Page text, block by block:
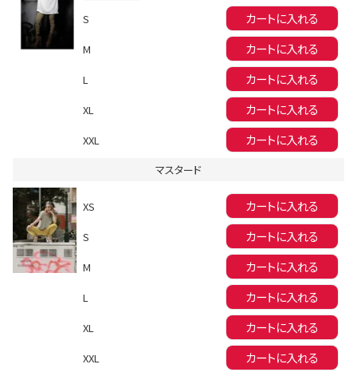
Instagram LIVE items
S カートに入れる
M カートに入れる
L カートに入れる
XL カートに入れる
XXL カートに入れる
マスタード
XS カートに入れる
S カートに入れる
M カートに入れる
L カートに入れる
XL カートに入れる
XXL カートに入れる